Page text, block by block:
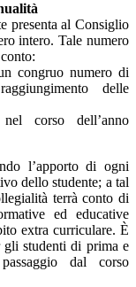
presenta al Consiglio
intero. Tale numero
congruo numero di
delle
corso dell’anno
l’apporto di ogni
dello studente; a tal
terrà conto di
ed educative
extra curriculare. È
gli studenti di prima e
dal corso